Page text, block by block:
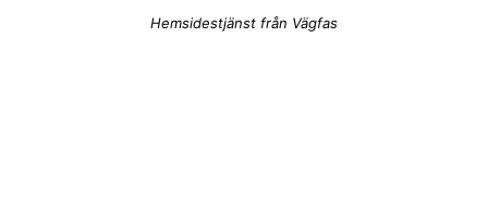
Hemsidestjänst från Vägfas